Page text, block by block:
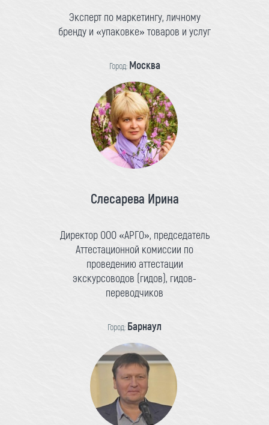
Эксперт по маркетингу, личному
бренду и «упаковке» товаров и услуг
Город: Москва
Слесарева Ирина
Директор ООО «АРГО», председатель
Аттестационной комиссии по
проведению аттестации
экскурсоводов (гидов), гидов-
переводчиков
Город: Барнаул